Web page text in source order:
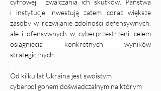
cyfrowej i zwalczania ich skutków. Państwa
i instytucje inwestują zatem coraz większe
zasoby w rozwijanie zdolności defensywnych,
ale i ofensywnych w cyberprzestrzeni, celem
osiągnięcia konkretnych wyników
strategicznych.
Od kilku lat Ukraina jest swoistym
cyberpoligonem doświadczalnym na którym